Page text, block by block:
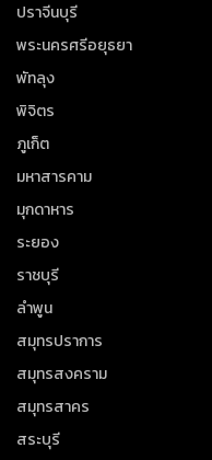
ปราจีนบุรี
พระนครศรีอยุธยา
พัทลุง
พิจิตร
ภูเก็ต
มหาสารคาม
มุกดาหาร
ระยอง
ราชบุรี
ลำพูน
สมุทรปราการ
สมุทรสงคราม
สมุทรสาคร
สระบุรี